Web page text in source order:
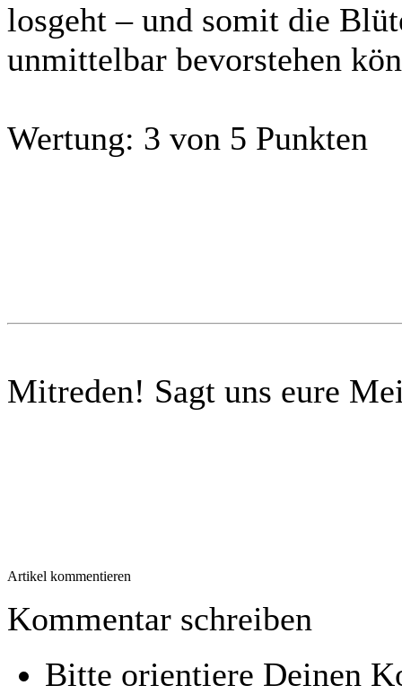
losgeht – und somit die
unmittelbar bevorstehen
Wertung: 3 von 5 Punkten
Mitreden! Sagt uns eure
Artikel kommentieren
Kommentar schreiben
Bitte orientiere Deinen